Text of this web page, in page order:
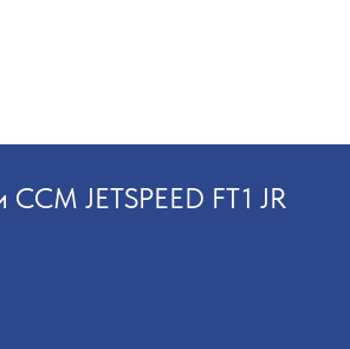
JETSPEED FT1 JR